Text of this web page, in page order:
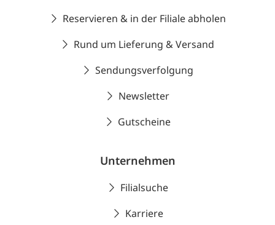
Reservieren & in der Filiale abholen
Rund um Lieferung & Versand
Sendungsverfolgung
Newsletter
Gutscheine
Unternehmen
Filialsuche
Karriere